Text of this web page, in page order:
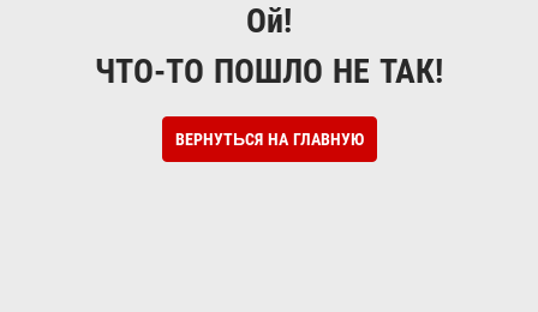
Ой!
ЧТО-ТО ПОШЛО НЕ ТАК!
ВЕРНУТЬСЯ НА ГЛАВНУЮ